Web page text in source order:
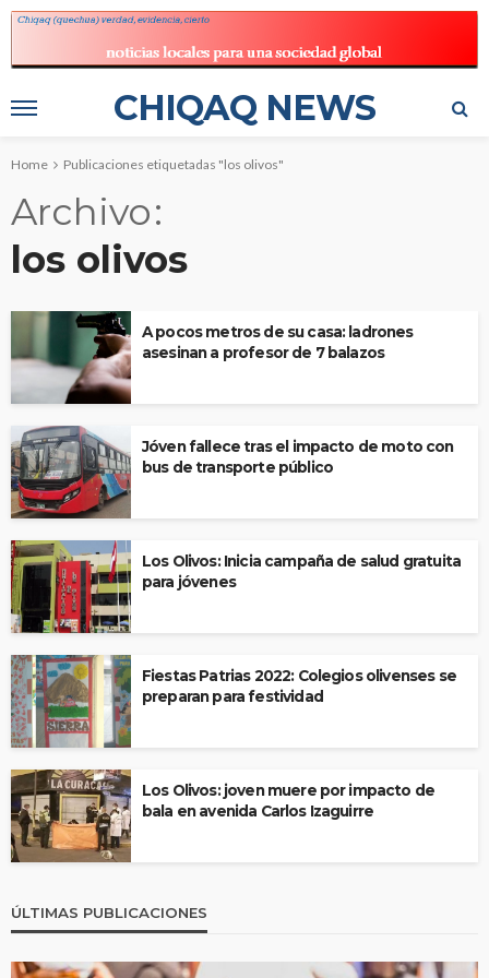
CHIQAQ NEWS
Home Publicaciones etiquetadas "los olivos"
Archivo
los olivos
A pocos metros de su casa: ladrones
asesinan a profesor de 7 balazos
Jóven fallece tras el impacto de moto con
bus de transporte público
Los Olivos: Inicia campaña de salud gratuita
para jóvenes
Fiestas Patrias 2022: Colegios olivenses se
preparan para festividad
Los Olivos: joven muere por impacto de
bala en avenida Carlos Izaguirre
ÚLTIMAS PUBLICACIONES